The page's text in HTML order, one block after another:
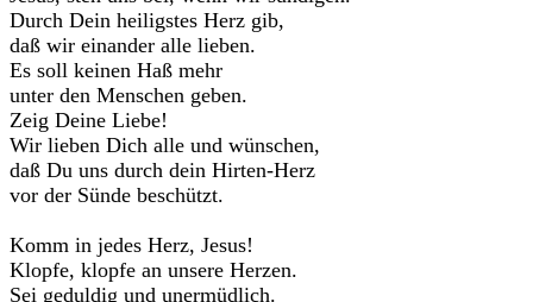
Durch Dein heiligstes Herz gib,
daß wir einander alle lieben.
Es soll keinen Haß mehr
unter den Menschen geben.
Zeig Deine Liebe!
Wir lieben Dich alle und wünschen,
daß Du uns durch dein Hirten-Herz
vor der Sünde beschützt.
Komm in jedes Herz, Jesus!
Klopfe, klopfe an unsere Herzen.
Sei geduldig und unermüdlich.